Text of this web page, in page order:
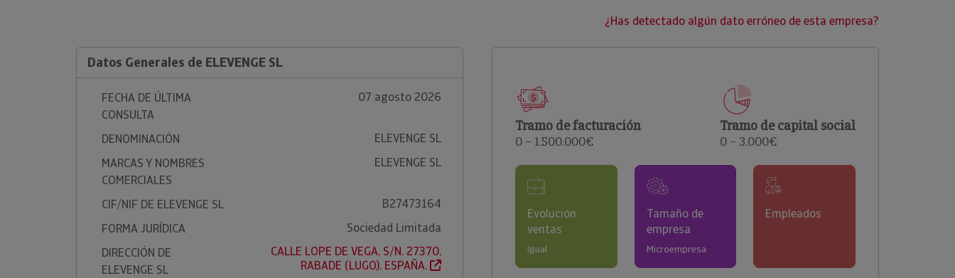
clientes.
¿Has detectado algún dato erróneo de esta empresa?
Datos Generales de ELEVENGE SL
FECHA DE ÚLTIMA
CONSULTA
07 agosto 2026
DENOMINACIÓN
ELEVENGE SL
MARCAS Y NOMBRES
COMERCIALES
ELEVENGE SL
CIF/NIF DE ELEVENGE SL
B27473164
FORMA JURÍDICA
Sociedad Limitada
DIRECCIÓN DE
ELEVENGE SL
CALLE LOPE DE VEGA, S/N. 27370,
RABADE (LUGO). ESPAÑA.
Tramo de facturación
0 – 1.500.000€
Tramo de capital social
0 – 3.000€
Evolución
ventas
Igual
Tamaño de
empresa
Microempresa
Empleados